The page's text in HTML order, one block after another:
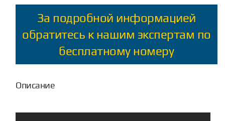
За подробной информацией
обратитесь к нашим экспертам по
бесплатному номеру
Описание